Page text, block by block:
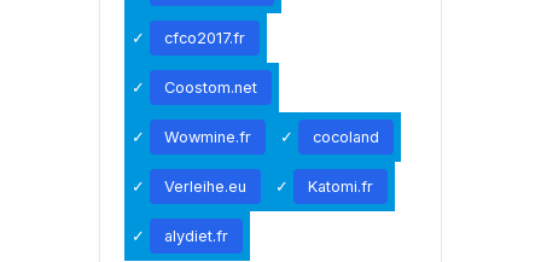
cfco2017.fr
Coostom.net
Wowmine.fr cocoland
Verleihe.eu Katomi.fr
alydiet.fr